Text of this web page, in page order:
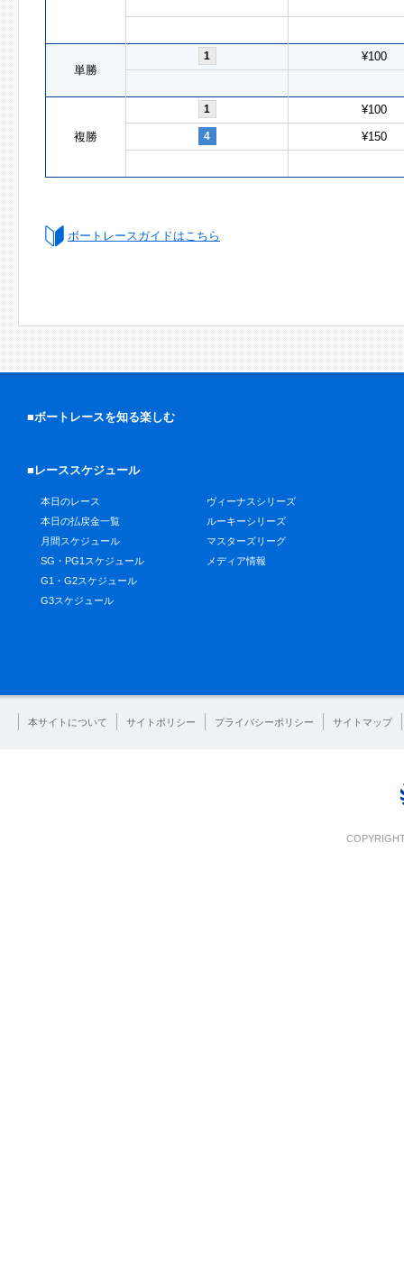
単勝
1 ¥100
複勝
1 ¥100
4 ¥150
ボートレースガイドはこちら
■ボートレースを知る楽しむ
■レーススケジュール
本日のレース
本日の払戻金一覧
月間スケジュール
SG・PG1スケジュール
G1・G2スケジュール
G3スケジュール
ヴィーナスシリーズ
ルーキーシリーズ
マスターズリーグ
メディア情報
本サイトについて サイトポリシー プライバシーポリシー サイトマップ